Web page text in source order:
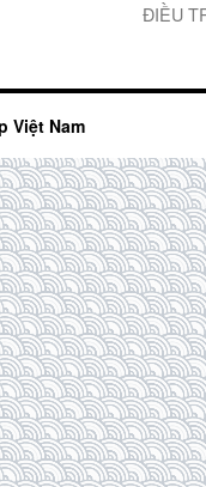
ĐIỀU
Việt Nam